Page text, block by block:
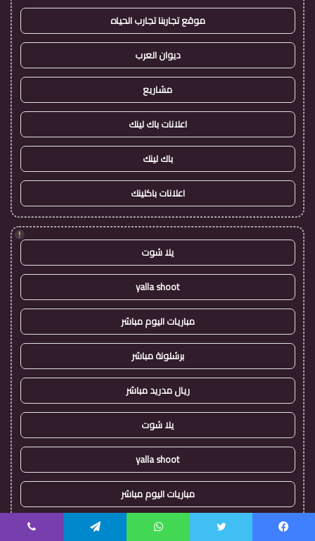
موقع تجاربنا تجارب الحياه
ديوان العرب
مشاريع
اعلانات باك لينك
باك لينك
اعلانات باكلينك
!
يلا شوت
yalla shoot
مباريات اليوم مباشر
برشلونة مباشر
ريال مدريد مباشر
يلا شوت
yalla shoot
مباريات اليوم مباشر
ريال مدريد مباشر